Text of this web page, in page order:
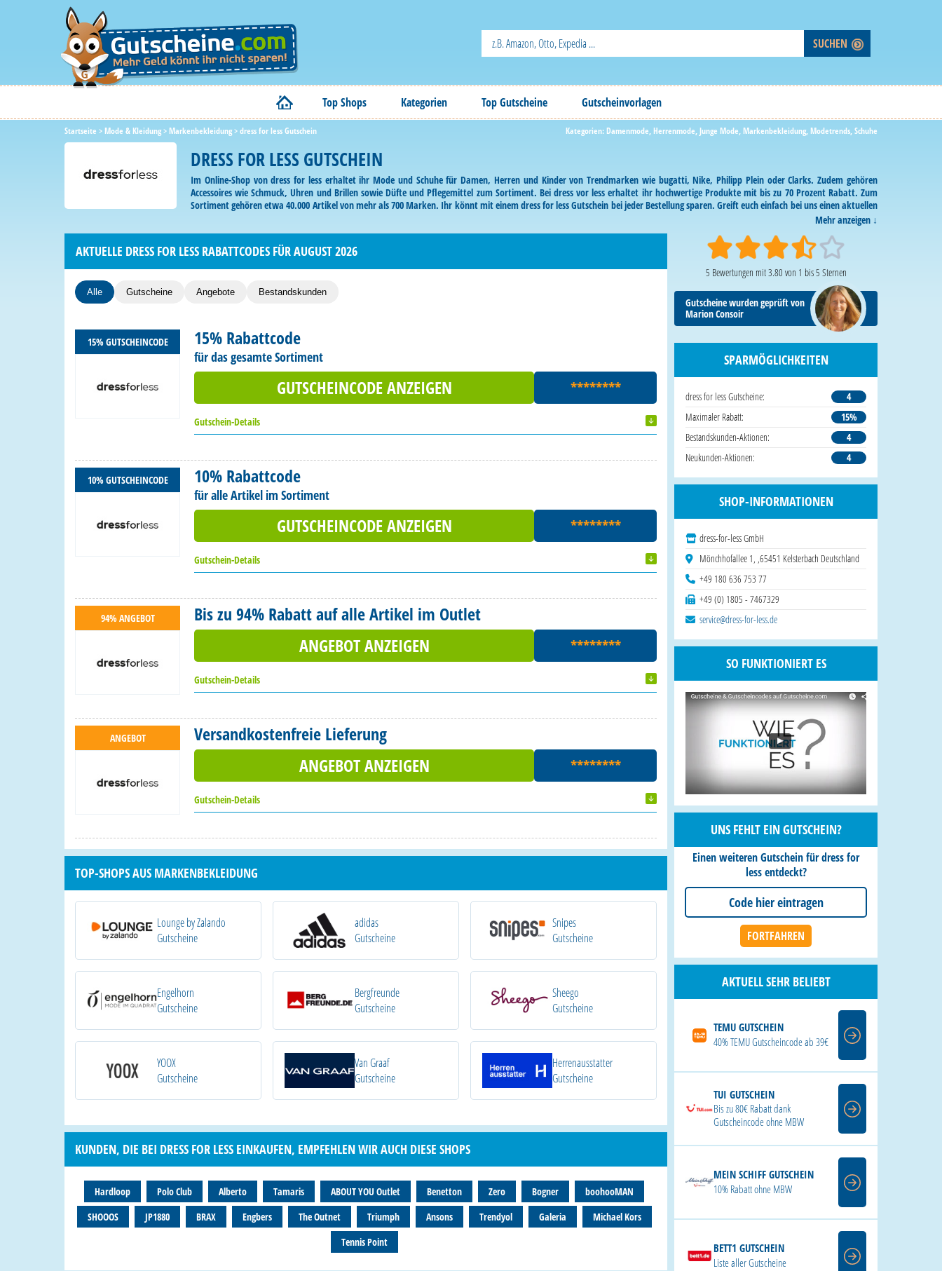
Top Shops Kategorien Top Gutscheine Gutscheinvorlagen
Startseite >Mode & Kleidung>Markenbekleidung>dress for less Gutschein Kategorien:Damenmode,Herrenmode,Junge Mode,Markenbekleidung,Modetrends,Schuhe
DRESS FOR LESS GUTSCHEIN
Im Online-Shop von dress for less erhaltet ihr Mode und Schuhe für Damen, Herren und Kinder von Trendmarken wie bugatti, Nike, Philipp Plein oder Clarks. Zudem gehören
Accessoires wie Schmuck, Uhren und Brillen sowie Düfte und Pflegemittel zum Sortiment. Bei dress vor less erhaltet ihr hochwertige Produkte mit bis zu 70 Prozent Rabatt. Zum
Sortiment gehören etwa 40.000 Artikel von mehr als 700 Marken. Ihr könnt mit einem dress for less Gutschein bei jeder Bestellung sparen. Greift euch einfach bei uns einen aktuellen
Mehr anzeigen
AKTUELLE DRESS FOR LESS RABATTCODES FÜR AUGUST 2026
Alle Gutscheine Angebote Bestandskunden
15% GUTSCHEINCODE 15% Rabattcode
für das gesamte Sortiment
GUTSCHEINCODE ANZEIGEN ********
Gutschein-Details
10% GUTSCHEINCODE 10% Rabattcode
für alle Artikel im Sortiment
GUTSCHEINCODE ANZEIGEN ********
Gutschein-Details
94% ANGEBOT
Bis zu 94% Rabatt auf alle Artikel im Outlet
ANGEBOT ANZEIGEN
********
Gutschein-Details
ANGEBOT
Versandkostenfreie Lieferung
ANGEBOT ANZEIGEN
********
Gutschein-Details
TOP-SHOPS AUS MARKENBEKLEIDUNG
Lounge by Zalando
Gutscheine
adidas
Gutscheine
Snipes
Gutscheine
Engelhorn
Gutscheine
Bergfreunde
Gutscheine
Sheego
Gutscheine
YOOX
Gutscheine
Van Graaf
Gutscheine
Herrenausstatter
Gutscheine
KUNDEN, DIE BEI DRESS FOR LESS EINKAUFEN, EMPFEHLEN WIR AUCH DIESE SHOPS
Hardloop Polo Club Alberto Tamaris ABOUT YOU Outlet Benetton Zero Bogner
boohooMAN
SHOOOS
JP1880 BRAX Engbers The Outnet Triumph Ansons Trendyol Galeria
Michael Kors
Tennis Point
5 Bewertungen mit3.80 von 1 bis5 Sternen
Gutscheine wurden geprüft von
Marion Consoir
SPARMÖGLICHKEITEN
dress for less Gutscheine:
4
Maximaler Rabatt:
15%
Bestandskunden-Aktionen:
4
Neukunden-Aktionen:
4
SHOP-INFORMATIONEN
dress-for-less GmbH
Mönchhofallee 1, ,65451 Kelsterbach Deutschland
+49 180 636 753 77
+49 (0) 1805 - 7467329
service@dress-for-less.de
SO FUNKTIONIERT ES
UNS FEHLT EIN GUTSCHEIN?
Einen weiteren Gutschein für dress for
less entdeckt?
AKTUELL SEHR BELIEBT
TEMU GUTSCHEIN
40% TEMU Gutscheincode ab 39€
TUI GUTSCHEIN
Bis zu 80€ Rabatt dank
Gutscheincode ohne MBW
MEIN SCHIFF GUTSCHEIN
10% Rabatt ohne MBW
BETT1 GUTSCHEIN
Liste aller Gutscheine